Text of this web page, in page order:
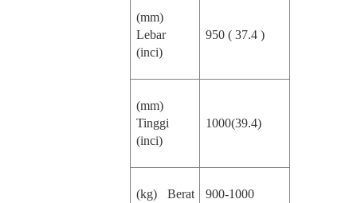
(mm)
Lebar
(inci)
950 ( 37.4 )
(mm)
Tinggi
(inci)
1000(39.4)
(kg) Berat
900-1000